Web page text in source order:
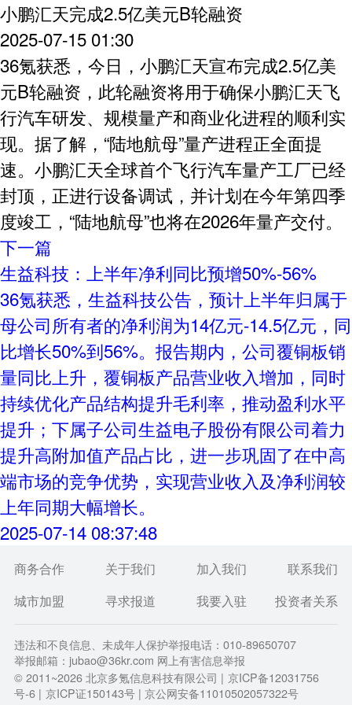
小鹏汇天完成2.5亿美元B轮融资
2025-07-15 01:30
36氪获悉，今日，小鹏汇天宣布完成2.5亿美
元B轮融资，此轮融资将用于确保小鹏汇天飞
行汽车研发、规模量产和商业化进程的顺利实
现。据了解，“陆地航母”量产进程正全面提
速。小鹏汇天全球首个飞行汽车量产工厂已经
封顶，正进行设备调试，并计划在今年第四季
度竣工，“陆地航母”也将在2026年量产交付。
下一篇
生益科技：上半年净利同比预增50%-56%
36氪获悉，生益科技公告，预计上半年归属于
母公司所有者的净利润为14亿元-14.5亿元，同
比增长50%到56%。报告期内，公司覆铜板销
量同比上升，覆铜板产品营业收入增加，同时
持续优化产品结构提升毛利率，推动盈利水平
提升；下属子公司生益电子股份有限公司着力
提升高附加值产品占比，进一步巩固了在中高
端市场的竞争优势，实现营业收入及净利润较
上年同期大幅增长。
2025-07-14 08:37:48
商务合作 关于我们 加入我们
联系我们
城市加盟
寻求报道 我要入驻 投资者关系
违法和不良信息、未成年人保护举报电话：010-89650707
举报邮箱：jubao@36kr.com 网上有害信息举报
© 2011~2026北京多氪信息科技有限公司 | 京ICP备12031756
号-6 | 京ICP证150143号 | 京公网安备11010502057322号